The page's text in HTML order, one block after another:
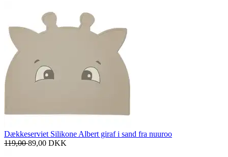
Dækkeserviet Silikone Albert giraf i sand fra nuuroo
119,0089,00 DKK